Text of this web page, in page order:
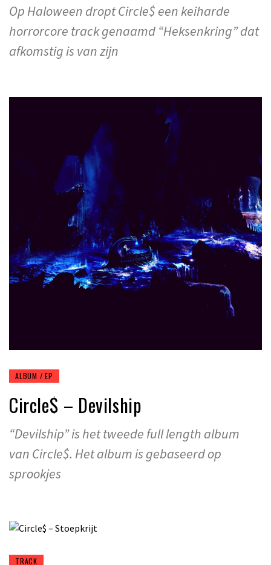
Op Haloween dropt Circle$ een keiharde
horrorcore track genaamd “Heksenkring” dat
afkomstig is van zijn
ALBUM / EP
Circle$ – Devilship
“Devilship” is het tweede full length album
van Circle$. Het album is gebaseerd op
sprookjes
TRACK